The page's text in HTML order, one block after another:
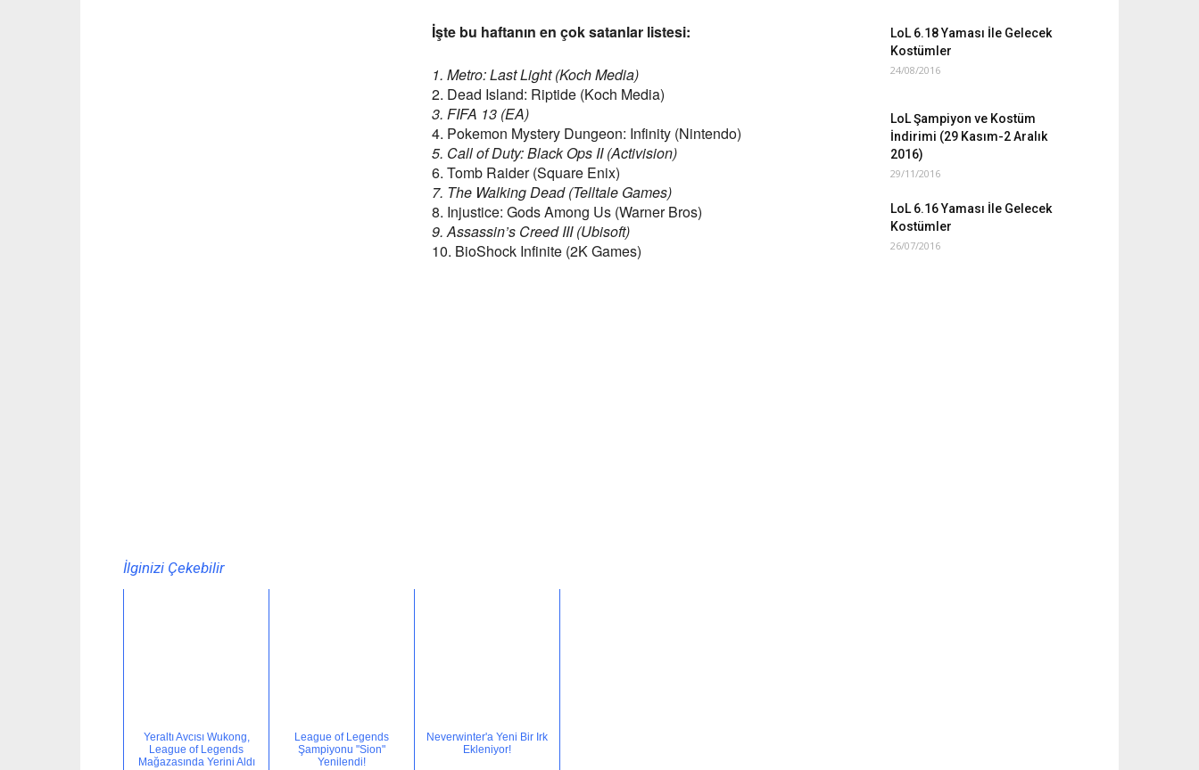
İşte bu haftanın en çok satanlar listesi:
1. Metro: Last Light (Koch Media)
2. Dead Island: Riptide (Koch Media)
3. FIFA 13 (EA)
4. Pokemon Mystery Dungeon: Infinity (Nintendo)
5. Call of Duty: Black Ops II (Activision)
6. Tomb Raider (Square Enix)
7. The Walking Dead (Telltale Games)
8. Injustice: Gods Among Us (Warner Bros)
9. Assassin’s Creed III (Ubisoft)
10. BioShock Infinite (2K Games)
İlginizi Çekebilir
Yeraltı Avcısı Wukong,
League of Legends
Mağazasında Yerini Aldı
League of Legends
Şampiyonu "Sion"
Yenilendi!
Neverwinter'a Yeni Bir Irk
Ekleniyor!
LoL 6.18 Yaması İle Gelecek
Kostümler
24/08/2016
LoL Şampiyon ve Kostüm
İndirimi (29 Kasım-2 Aralık
2016)
29/11/2016
LoL 6.16 Yaması İle Gelecek
Kostümler
26/07/2016